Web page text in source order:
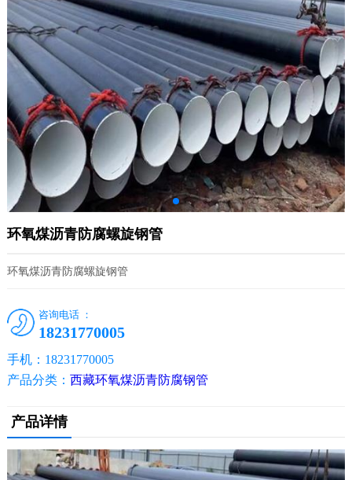
环氧煤沥青防腐螺旋钢管
环氧煤沥青防腐螺旋钢管
咨询电话 ：
18231770005
手机：18231770005
产品分类： 西藏环氧煤沥青防腐钢管
产品详情